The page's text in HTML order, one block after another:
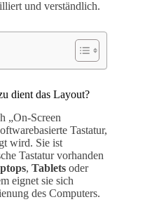
und verständlich.
dient das Layout?
„On-Screen
Tastatur,
wird. Sie ist
Tastatur vorhanden
, Tablets oder
eignet sie sich
des Computers.